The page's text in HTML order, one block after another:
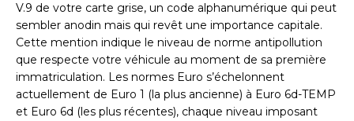
V.9 de votre carte grise, un code alphanumérique qui peut
sembler anodin mais qui revêt une importance capitale.
Cette mention indique le niveau de norme antipollution
que respecte votre véhicule au moment de sa première
immatriculation. Les normes Euro s’échelonnent
actuellement de Euro 1 (la plus ancienne) à Euro 6d-TEMP
et Euro 6d (les plus récentes), chaque niveau imposant